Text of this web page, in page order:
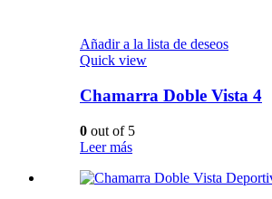
Añadir a la lista de deseos
Quick view
Chamarra Doble Vista 4
0 out of 5
Leer más